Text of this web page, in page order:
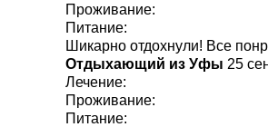
Проживание:
Питание:
Шикарно отдохнули! Все
Отдыхающий из Уфы 25
Лечение:
Проживание:
Питание: